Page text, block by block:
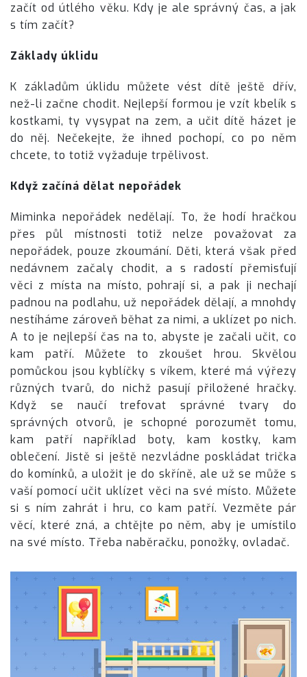
začít od útlého věku. Kdy je ale správný čas, a jak
s tím začít?
Základy úklidu
K základům úklidu můžete vést dítě ještě dřív,
než-li začne chodit. Nejlepší formou je vzít kbelík s
kostkami, ty vysypat na zem, a učit dítě házet je
do něj. Nečekejte, že ihned pochopí, co po něm
chcete, to totiž vyžaduje trpělivost.
Když začíná dělat nepořádek
Miminka nepořádek nedělají. To, že hodí hračkou
přes půl místnosti totiž nelze považovat za
nepořádek, pouze zkoumání. Děti, která však před
nedávnem začaly chodit, a s radostí přemisťují
věci z místa na místo, pohrají si, a pak ji nechají
padnou na podlahu, už nepořádek dělají, a mnohdy
nestíháme zároveň běhat za nimi, a uklízet po nich.
A to je nejlepší čas na to, abyste je začali učit, co
kam patří. Můžete to zkoušet hrou. Skvělou
pomůckou jsou kyblíčky s víkem, které má výřezy
různých tvarů, do nichž pasují přiložené hračky.
Když se naučí trefovat správné tvary do
správných otvorů, je schopné porozumět tomu,
kam patří například boty, kam kostky, kam
oblečení. Jistě si ještě nezvládne poskládat trička
do komínků, a uložit je do skříně, ale už se může s
vaší pomocí učit uklízet věci na své místo. Můžete
si s ním zahrát i hru, co kam patří. Vezměte pár
věcí, které zná, a chtějte po něm, aby je umístilo
na své místo. Třeba naběračku, ponožky, ovladač.